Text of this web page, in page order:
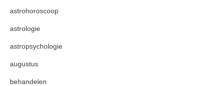
astrohoroscoop
astrologie
astropsychologie
augustus
behandelen